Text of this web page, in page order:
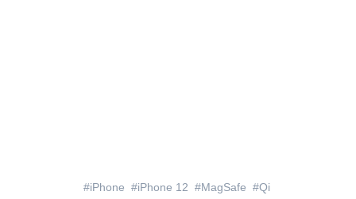
iPhone iPhone 12 MagSafe Qi